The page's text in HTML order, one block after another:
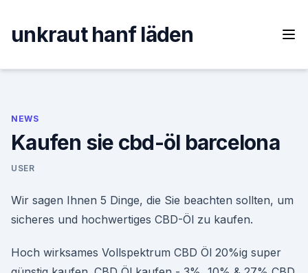
content
unkraut hanf läden
NEWS
Kaufen sie cbd-öl barcelona
USER
Wir sagen Ihnen 5 Dinge, die Sie beachten sollten, um
sicheres und hochwertiges CBD-Öl zu kaufen.
Hoch wirksames Vollspektrum CBD Öl 20%ig super